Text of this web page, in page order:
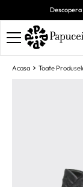
Acasa Toate